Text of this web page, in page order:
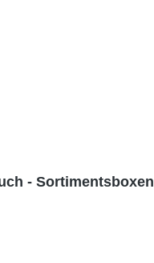
- Sortimentsboxen